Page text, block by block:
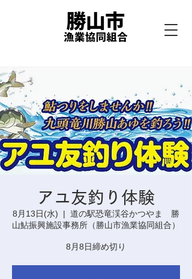
アユ友釣り体験
8月13日(水)
  |
道の駅恐竜渓谷かつやま 勝
山鮎振興施設事務所（勝山市漁業協同組合）
8月8日締め切り